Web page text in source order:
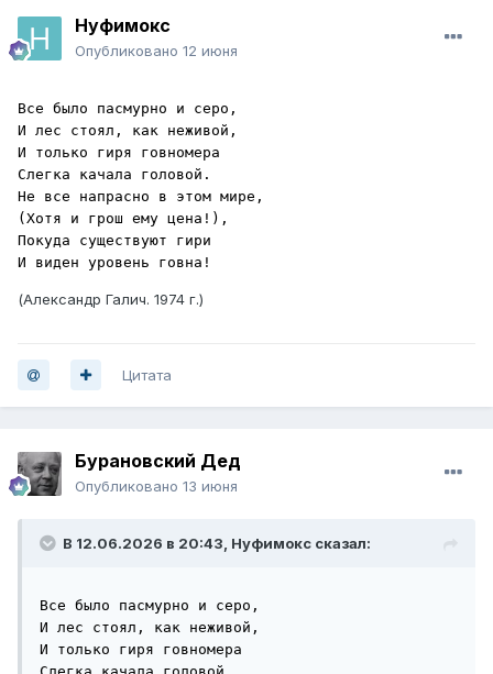
Нуфимокс
Опубликовано 12 июня
Все было пасмурно и серо,
И лес стоял, как неживой,
И только гиря говномера
Слегка качала головой.
Не все напрасно в этом мире,
(Хотя и грош ему цена!),
Покуда существуют гири
И виден уровень говна!
(Александр Галич. 1974 г.)
Цитата
Бурановский Дед
Опубликовано 13 июня
В 12.06.2026 в 20:43, Нуфимокс сказал:
Все было пасмурно и серо,
И лес стоял, как неживой,
И только гиря говномера